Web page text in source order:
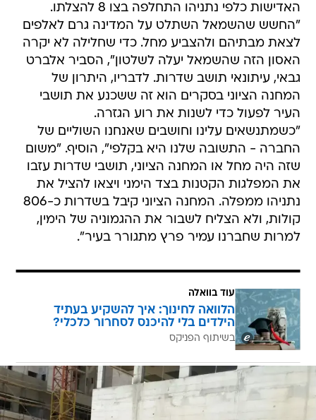
האדישות כלפי נתניהו התחלפה בצו 8 להצלתו.
"החשש שהשמאל השתלט על המדינה גרם לאלפים
לצאת מבתיהם ולהצביע מחל. כדי שחלילה לא יקרה
האסון הזה שהשמאל יעלה לשלטון", הסביר אלברט
גבאי, עיתונאי תושב שדרות. לדבריו, היתרון של
המחנה הציוני בסקרים הוא זה ששכנע את תושבי
העיר לפעול כדי לשנות את רוע הגזרה.
"כשמתנשאים עלינו וחושבים שאנחנו השוליים של
החברה - התשובה שלנו היא בקלפי", הוסיף. "משום
שזה היה מחל או המחנה הציוני, תושבי שדרות עזבו
את המפלגות הקטנות בצד הימני ויצאו להציל את
נתניהו ממפלה. המחנה הציוני קיבל בשדרות כ-806
קולות, ולא הצליח לשבור את ההגמוניה של הימין,
למרות שחברנו עמיר פרץ מתגורר בעיר".
עוד בוואלה
הלוואה לחינוך: איך להשקיע בעתיד
הילדים בלי להיכנס לסחרור כלכלי?
בשיתוף הפניקס